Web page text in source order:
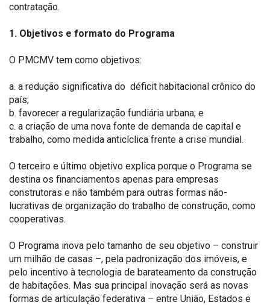
contratação.
1. Objetivos e formato do Programa
O PMCMV tem como objetivos:
a. a redução significativa do déficit habitacional crônico do
país;
b. favorecer a regularização fundiária urbana; e
c. a criação de uma nova fonte de demanda de capital e
trabalho, como medida anticíclica frente a crise mundial.
O terceiro e último objetivo explica porque o Programa se
destina os financiamentos apenas para empresas
construtoras e não também para outras formas não-
lucrativas de organização do trabalho de construção, como
cooperativas.
O Programa inova pelo tamanho de seu objetivo – construir
um milhão de casas –, pela padronização dos imóveis, e
pelo incentivo à tecnologia de barateamento da construção
de habitações. Mas sua principal inovação será as novas
formas de articulação federativa – entre União, Estados e